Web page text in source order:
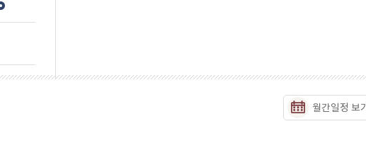
월간일정 보기